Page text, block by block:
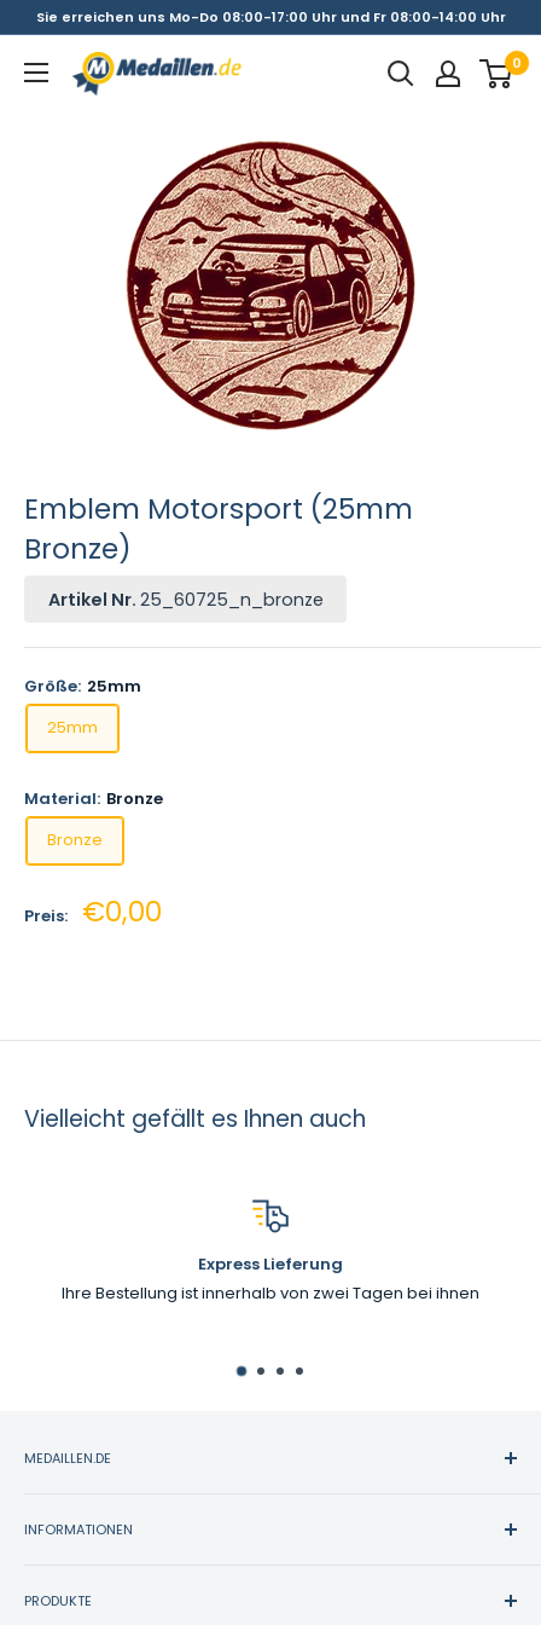
Direkt
zum
Inhalt
Sie erreichen uns Mo-Do 08:00-17:00 Uhr und Fr 08:00-14:00 Uhr
Medaillen.de 0
Emblem Motorsport (25mm
Bronze)
Artikel Nr. 25_60725_n_bronze
Größe: 25mm
25mm
Material: Bronze
Bronze
Preis: Sonderpreis
€0,00
Vielleicht gefällt es Ihnen auch
Express Lieferung
Ihre Bestellung ist innerhalb von zwei Tagen bei ihnen
MEDAILLEN.DE
Seit über 30 Jahre vertrauen mehr als zwanzigtausend
INFORMATIONEN
Zahlung & Versand
PRODUKTE